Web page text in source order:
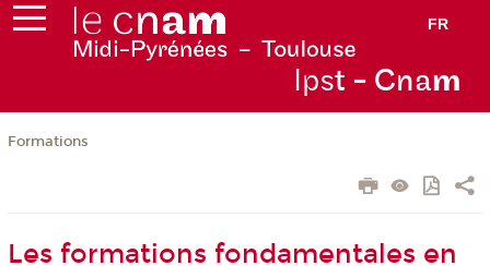
FR
Ipst - Cnam
Formations
Les formations fondamentales en